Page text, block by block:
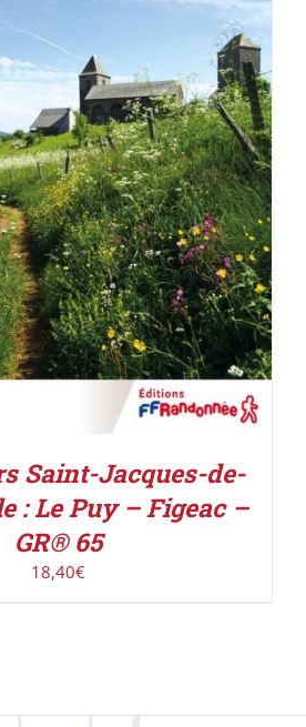
AU PANIER / DÉTAILS
Saint-Jacques-de-
: Le Puy – Figeac –
GR® 65
18,40€